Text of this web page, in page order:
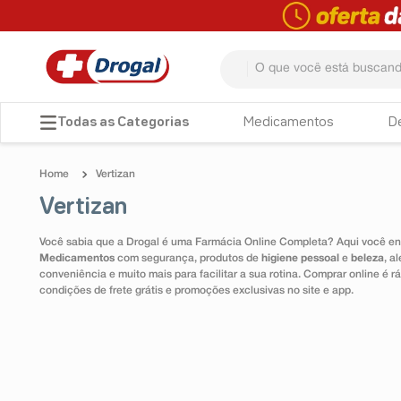
Medicamentos
Vertizan
Vertizan
Você sabia que a Drogal é uma Farmácia Online Completa? Aqui você
Medicamentos com segurança, produtos de higiene pessoal e beleza,
conveniência e muito mais para facilitar a sua rotina. Comprar online é
condições de frete grátis e promoções exclusivas no site e app.
TERMOS MAIS BUSCADOS
4º tadalafila
5º minoxidil